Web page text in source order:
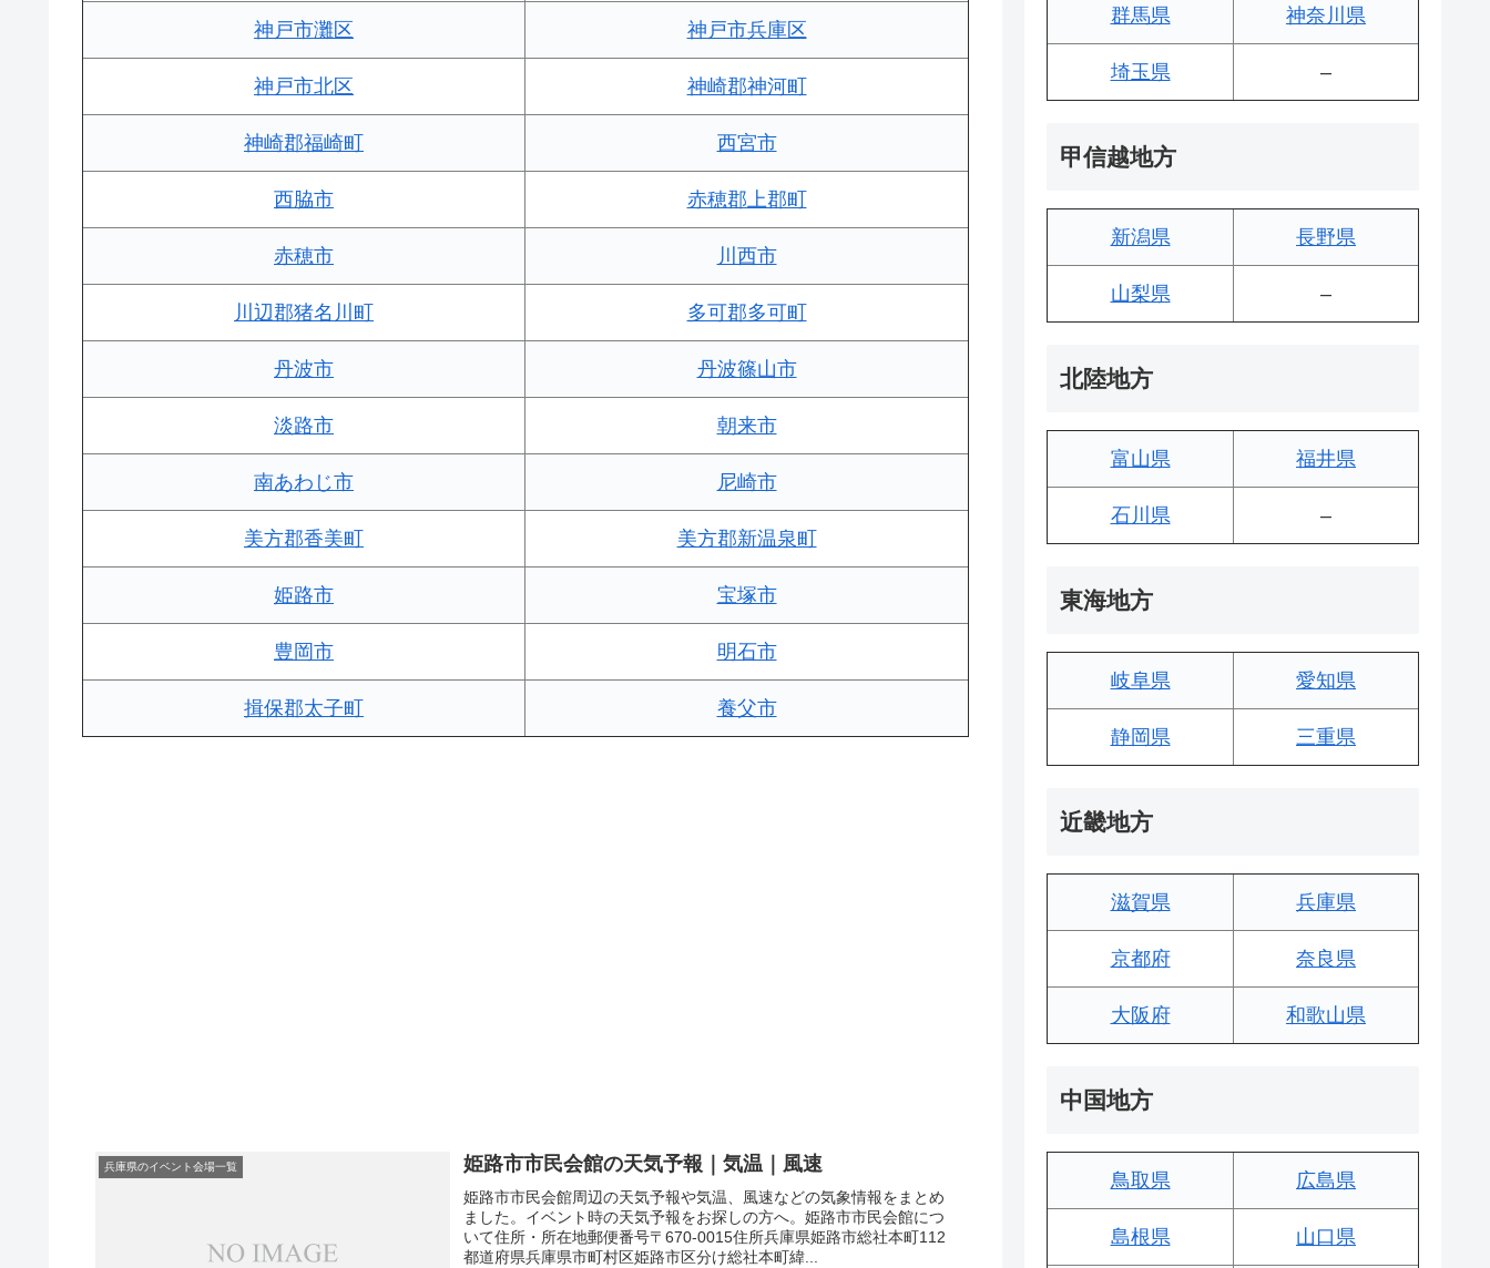
神戸市灘区 神戸市兵庫区
神戸市北区 神崎郡神河町
神崎郡福崎町 西宮市
西脇市 赤穂郡上郡町
赤穂市 川西市
川辺郡猪名川町 多可郡多可町
丹波市 丹波篠山市
淡路市 朝来市
南あわじ市 尼崎市
美方郡香美町 美方郡新温泉町
姫路市 宝塚市
豊岡市 明石市
揖保郡太子町 養父市
兵庫県のイベント会場一覧 姫路市市民会館の天気予報｜気温｜風速
姫路市市民会館周辺の天気予報や気温、風速などの気象情報をまとめ
ました。イベント時の天気予報をお探しの方へ。姫路市市民会館につ
いて住所・所在地郵便番号〒670-0015住所兵庫県姫路市総社本町112
都道府県兵庫県市町村区姫路市区分け総社本町緯...
群馬県 神奈川県
埼玉県 –
甲信越地方
新潟県 長野県
山梨県 –
北陸地方
富山県 福井県
石川県 –
東海地方
岐阜県 愛知県
静岡県 三重県
近畿地方
滋賀県 兵庫県
京都府 奈良県
大阪府 和歌山県
中国地方
鳥取県 広島県
島根県 山口県